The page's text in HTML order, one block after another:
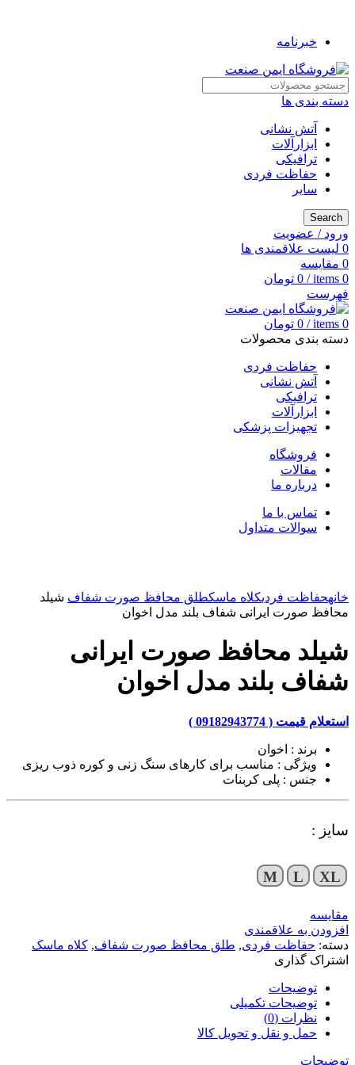
خبرنامه
دسته بندی ها
آتش نشانی
ابزارآلات
ترافیکی
حفاظت فردی
سایر
Search
ورود / عضویت
0 لیست علاقمندی ها
0 مقایسه
0
items
/
0 تومان
فهرست
0
items
/
0 تومان
دسته بندی محصولات
حفاظت فردی
آتش نشانی
ترافیکی
ابزارآلات
تجهیزات پزشکی
فروشگاه
مقالات
درباره ما
تماس با ما
سوالات متداول
خانهحفاظت فردیکلاه ماسکطلق محافظ صورت شفاف شیلد
محافظ صورت ایرانی شفاف بلند مدل اخوان
شیلد محافظ صورت ایرانی
شفاف بلند مدل اخوان
استعلام قیمت ( 09182943774 )
برند : اخوان
ویژگی : مناسب برای کارهای سنگ زنی و کوره ذوب ریزی
جنس : پلی کربنات
سایز :
M L XL
مقایسه
افزودن به علاقمندی
دسته: حفاظت فردی, طلق محافظ صورت شفاف, کلاه ماسک
اشتراک گذاری
توضیحات
توضیحات تکمیلی
نظرات (0)
حمل و نقل و تحویل کالا
توضیحات